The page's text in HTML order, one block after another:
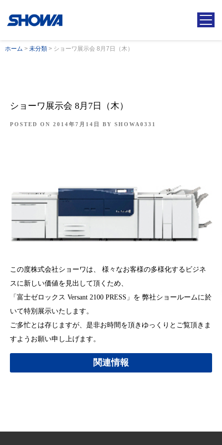
ホーム > 未分類 > ショーワ展示会 8月7日（木）
ショーワ展示会 8月7日（木）
POSTED ON 2014年7月14日 BY SHOWA0331
この度株式会社ショーワは、 様々なお客様の多様化するビジネ
スに新しい価値を見出して頂くため、
「富士ゼロックス Versant 2100 PRESS」を 弊社ショールームに於
いて特別展示いたします。
ご多忙とは存じますが、是非お時間を頂きゆっくりとご覧頂きま
すようお願い申し上げます。
関連情報